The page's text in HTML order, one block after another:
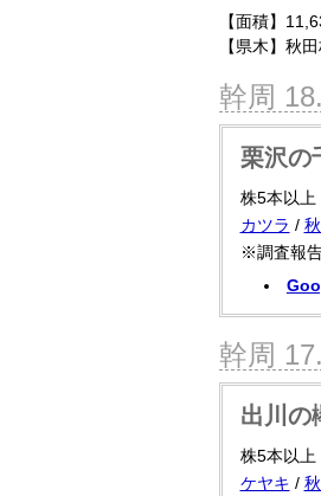
【面積】
【県木】秋
幹周
栗沢の
株5本以
カツラ /
※調査報
幹周
出川の
株5本以
ケヤキ /